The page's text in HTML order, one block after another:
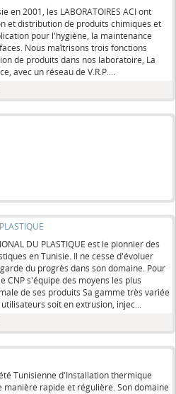
en 2001, les LABORATOIRES ACI ont
et distribution de produits chimiques et
pour l'hygiène, la maintenance
Nous maîtrisons trois fonctions
de produits dans nos laboratoire, La
avec un réseau de V.R.P....
DU PLASTIQUE est le pionnier des
en Tunisie. Il ne cesse d'évoluer
du progrès dans son domaine. Pour
CNP s'équipe des moyens les plus
de ses produits Sa gamme très variée
soit en extrusion, injec...
Tunisienne d'Installation thermique
rapide et régulière. Son domaine